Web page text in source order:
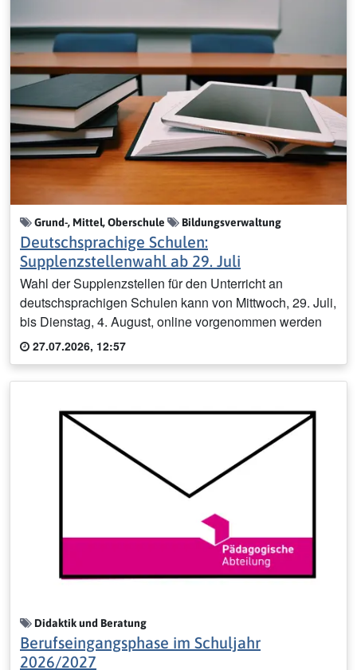
Grund-, Mittel, Oberschule Bildungsverwaltung
Deutschsprachige Schulen:
Supplenzstellenwahl ab 29. Juli
Wahl der Supplenzstellen für den Unterricht an
deutschsprachigen Schulen kann von Mittwoch, 29. Juli,
bis Dienstag, 4. August, online vorgenommen werden
27.07.2026, 12:57
Didaktik und Beratung
Berufseingangsphase im Schuljahr
2026/2027